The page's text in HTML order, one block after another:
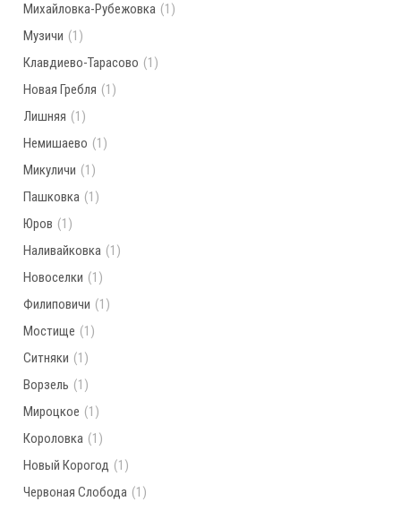
Михайловка-Рубежовка (1)
Музичи (1)
Клавдиево-Тарасово (1)
Новая Гребля (1)
Лишняя (1)
Немишаево (1)
Микуличи (1)
Пашковка (1)
Юров (1)
Наливайковка (1)
Новоселки (1)
Филиповичи (1)
Мостище (1)
Ситняки (1)
Ворзель (1)
Мироцкое (1)
Короловка (1)
Новый Корогод (1)
Червоная Слобода (1)